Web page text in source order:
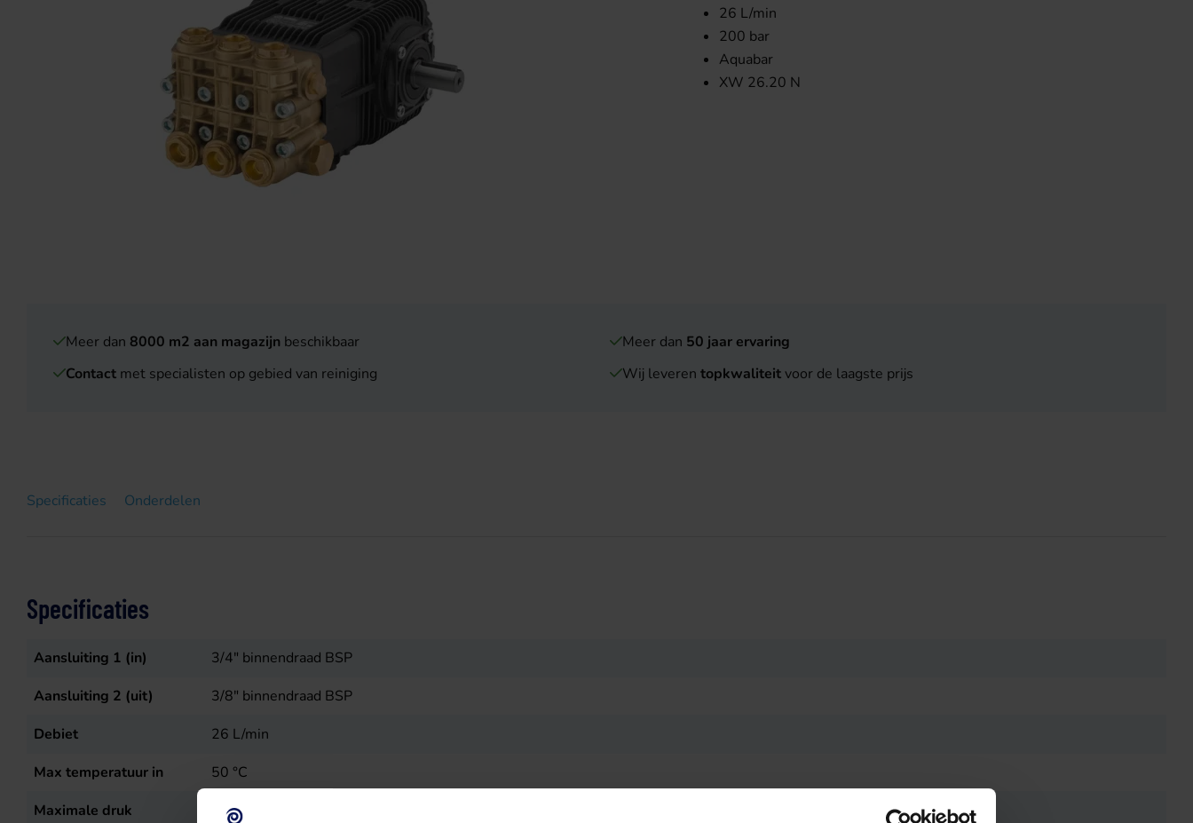
26 L/min
200 bar
Aquabar
XW 26.20 N
Meer dan 8000 m2 aan magazijn beschikbaar Meer dan 50 jaar ervaring
Contact met specialisten op gebied van reiniging Wij leveren topkwaliteit voor de laagste prijs
Specificaties Onderdelen
Specificaties
Aansluiting 1 (in)
3/4" binnendraad BSP
Aansluiting 2 (uit)
3/8" binnendraad BSP
Debiet
26 L/min
Max temperatuur in
50 °C
Maximale druk
200bar